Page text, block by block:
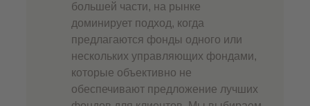
большей части, на рынке
доминирует подход, когда
предлагаются фонды одного или
нескольких управляющих фондами,
которые объективно не
обеспечивают предложение лучших